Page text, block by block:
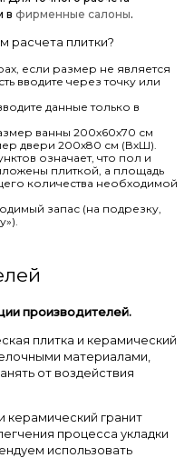
в фирменные салоны.
расчета плитки?
если размер не является
вводите через точку или
данные только в
ванны 200х60х70 см
двери 200х80 см (ВхШ).
означает, что пол и
плиткой, а площадь
количества необходимой
запас (на подрезку,
производителей.
плитка и керамический
материалами,
от воздействия
керамический гранит
процесса укладки
использовать